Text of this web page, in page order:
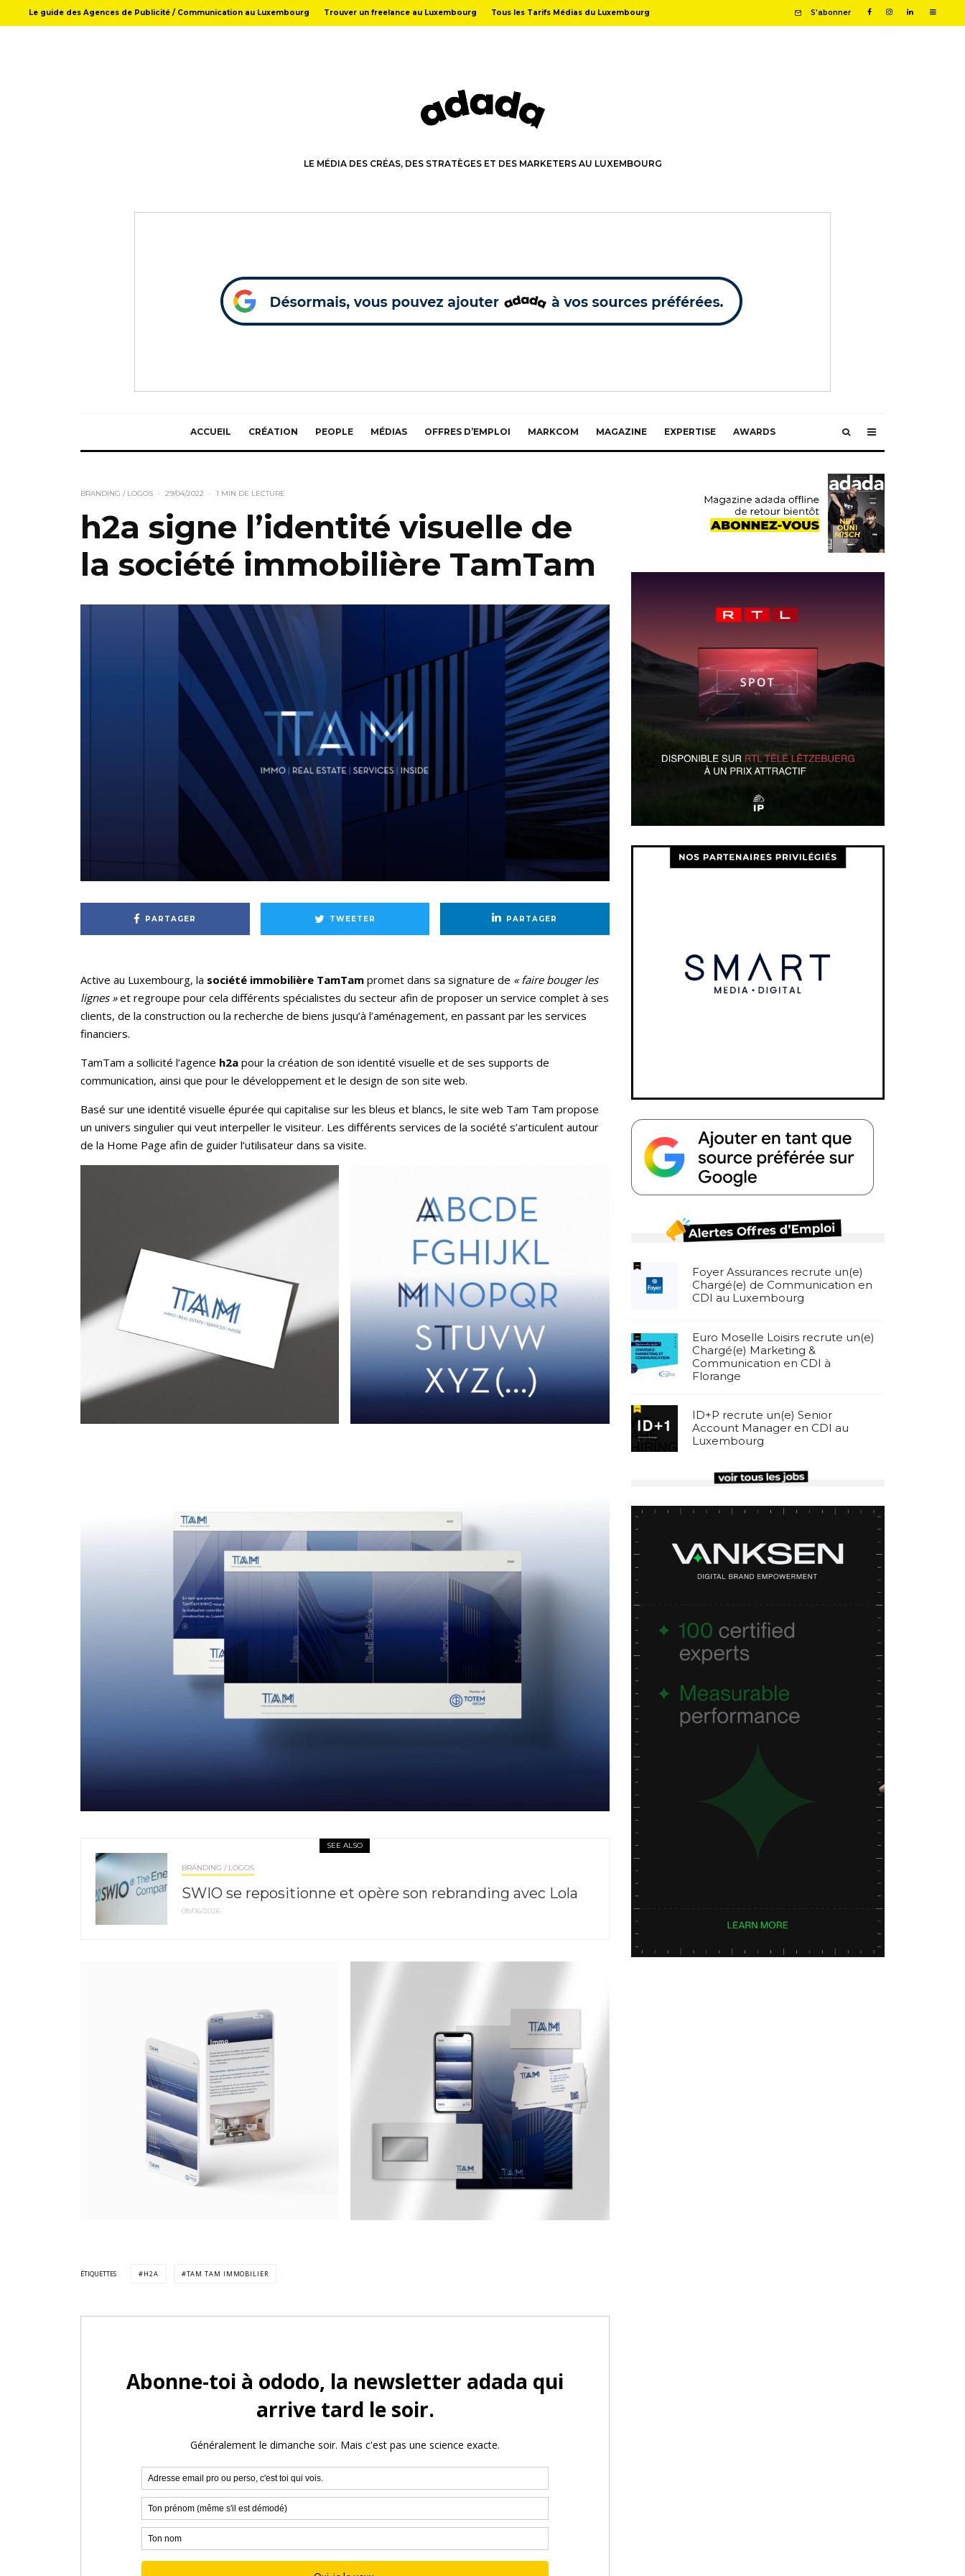
Le guide des Agences de Publicité / Communication au Luxembourg Trouver un freelance au Luxembourg Tous les Tarifs Médias du Luxembourg S'abonner
LE MÉDIA DES CRÉAS, DES STRATÈGES ET DES MARKETERS AU LUXEMBOURG
ACCUEIL CRÉATION PEOPLE MÉDIAS OFFRES D’EMPLOI MARKCOM MAGAZINE EXPERTISE AWARDS
BRANDING / LOGOS · 29/04/2022 · 1 MIN DE LECTURE
h2a signe l’identité visuelle de
la société immobilière TamTam
PARTAGER TWEETER PARTAGER
Active au Luxembourg, la société immobilière TamTam promet dans sa signature de « faire bouger les
lignes »et regroupe pour cela différents spécialistes du secteur afin de proposer un service complet à ses
clients, de la construction ou la recherche de biens jusqu’à l’aménagement, en passant par les services
financiers.
TamTam a sollicité l’agence h2a pour la création de son identité visuelle et de ses supports de
communication, ainsi que pour le développement et le design de son site web.
Basé sur une identité visuelle épurée qui capitalise sur les bleus et blancs, le site web Tam Tam propose
un univers singulier qui veut interpeller le visiteur. Les différents services de la société s’articulent autour
de la Home Page afin de guider l’utilisateur dans sa visite.
SEE ALSO
BRANDING / LOGOS
SWIO se repositionne et opère son rebranding avec Lola
08/06/2026
ÉTIQUETTES H2A TAM TAM IMMOBILIER
Foyer Assurances recrute un(e)
Chargé(e) de Communication en
CDI au Luxembourg
Euro Moselle Loisirs recrute un(e)
Chargé(e) Marketing &
Communication en CDI à
Florange
ID+P recrute un(e) Senior
Account Manager en CDI au
Luxembourg